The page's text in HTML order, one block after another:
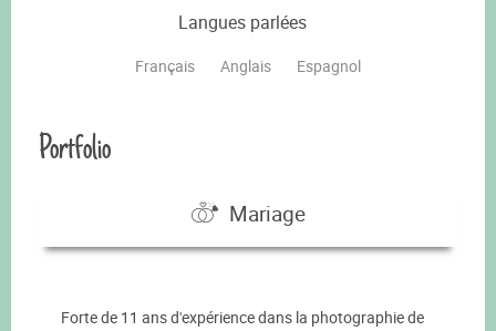
Langues parlées
Français Anglais Espagnol
Portfolio
Mariage
Forte de 11 ans d'expérience dans la photographie de